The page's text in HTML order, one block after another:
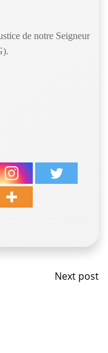
de notre Seigneur
Next post